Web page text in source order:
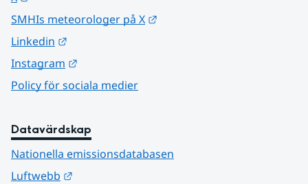
SMHIs meteorologer på X
Linkedin
Instagram
Policy för sociala medier
Datavärdskap
Nationella emissionsdatabasen
Luftwebb